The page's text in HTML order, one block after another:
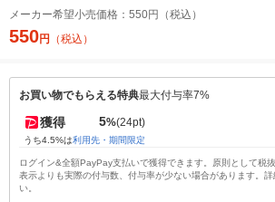
メーカー希望小売価格： 550円（税込）
550円 （税込）
お買い物でもらえる特典最大付与率7%
獲得 5%(24pt)
うち4.5%は利用先・期間限定
ログイン&全額PayPay支払いで獲得できます。原則として税
表示よりも実際の付与数、付与率が少ない場合があります。
い。